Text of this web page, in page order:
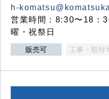
h-
営業時間：8:30〜18：
曜・祝祭日
販売可 工事・取付